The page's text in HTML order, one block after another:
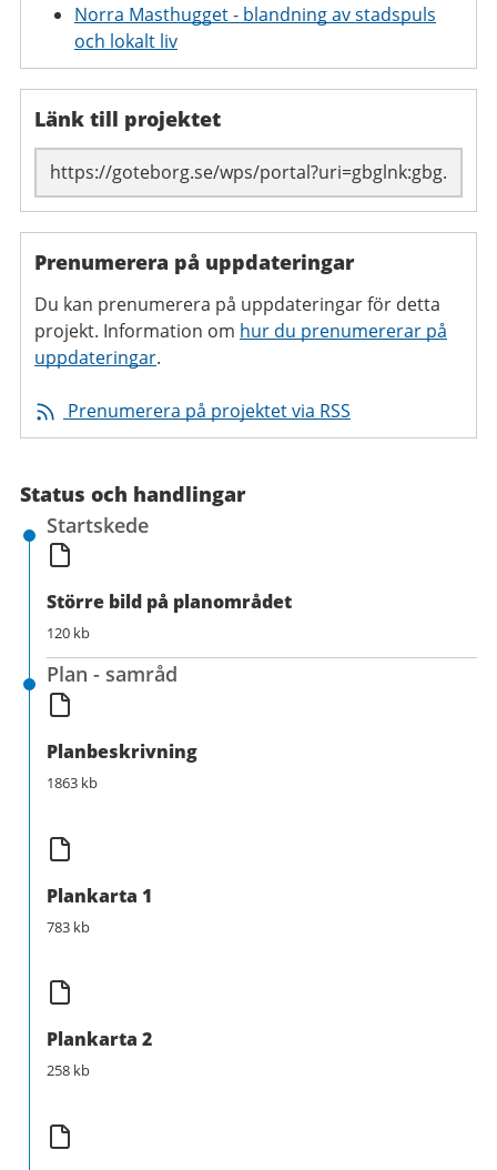
Norra Masthugget - blandning av stadspuls
och lokalt liv
Länk till projektet
Prenumerera på uppdateringar
Du kan prenumerera på uppdateringar för detta
projekt. Information om hur du prenumererar på
uppdateringar.
Prenumerera på projektet via RSS
Status och handlingar
Startskede
Större bild på planområdet
120 kb
Plan - samråd
Planbeskrivning
1863 kb
Plankarta 1
783 kb
Plankarta 2
258 kb